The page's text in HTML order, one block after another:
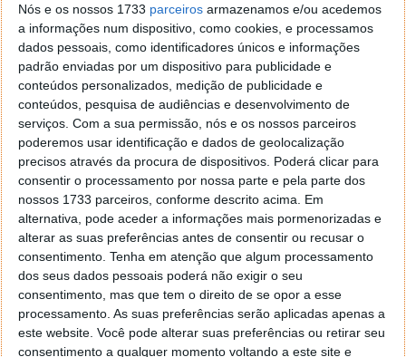
Nós e os nossos 1733 parceiros armazenamos e/ou acedemos
a informações num dispositivo, como cookies, e processamos
dados pessoais, como identificadores únicos e informações
padrão enviadas por um dispositivo para publicidade e
conteúdos personalizados, medição de publicidade e
conteúdos, pesquisa de audiências e desenvolvimento de
serviços. Com a sua permissão, nós e os nossos parceiros
poderemos usar identificação e dados de geolocalização
precisos através da procura de dispositivos. Poderá clicar para
consentir o processamento por nossa parte e pela parte dos
nossos 1733 parceiros, conforme descrito acima. Em
alternativa, pode aceder a informações mais pormenorizadas e
alterar as suas preferências antes de consentir ou recusar o
consentimento. Tenha em atenção que algum processamento
dos seus dados pessoais poderá não exigir o seu
consentimento, mas que tem o direito de se opor a esse
processamento. As suas preferências serão aplicadas apenas a
este website. Você pode alterar suas preferências ou retirar seu
consentimento a qualquer momento voltando a este site e
tentei apagar o explorer na tentativa de forçar o uso do
firefox mas em vao. Kaso te lembres de outra dica fico
agradecido, caso contrario obrigado a mesma
Responder
Vítor M.
7 de Novembro de 2005 às 01:39
@Reporter
Desculpa mas o link funciona. Seja como for segue por mail
o MSn Messenger 8.
Responder
Vítor M.
@Rui
Tens de encontrar o que te falei. Faz da seguinte maneira,
janela iniciar e no topo dessa janela com o botão direito do
rato faz propriedades. Depois no separador Menu ‘Iniciar’
clica no botão ‘Personalizar’ aí encontrarás no separador